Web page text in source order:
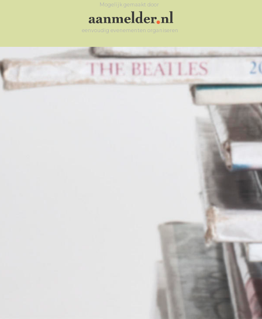
Mogelijk gemaakt door
eenvoudig evenementen organiseren